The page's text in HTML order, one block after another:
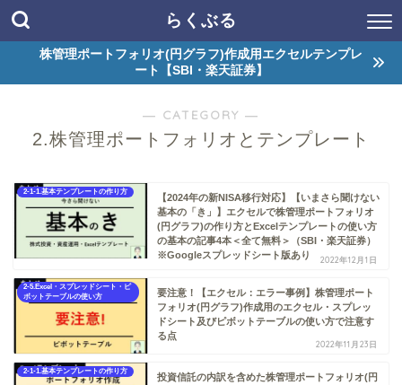
らくぶる
株管理ポートフォリオ(円グラフ)作成用エクセルテンプレ
ート【SBI・楽天証券】
― CATEGORY ―
2.株管理ポートフォリオとテンプレート
2-1-1.基本テンプレートの作り方
【2024年の新NISA移行対応】【いまさら聞けない
基本の「き」】エクセルで株管理ポートフォリオ
(円グラフ)の作り方とExcelテンプレートの使い方
の基本の記事4本＜全て無料＞（SBI・楽天証券）
※Googleスプレッドシート版あり
2022年12月1日
2-5.Excel・スプレッドシート・ピ
ボットテーブルの使い方
要注意！【エクセル：エラー事例】株管理ポート
フォリオ(円グラフ)作成用のエクセル・スプレッ
ドシート及びピボットテーブルの使い方で注意す
る点
2022年11月23日
2-1-1.基本テンプレートの作り方
投資信託の内訳を含めた株管理ポートフォリオ(円